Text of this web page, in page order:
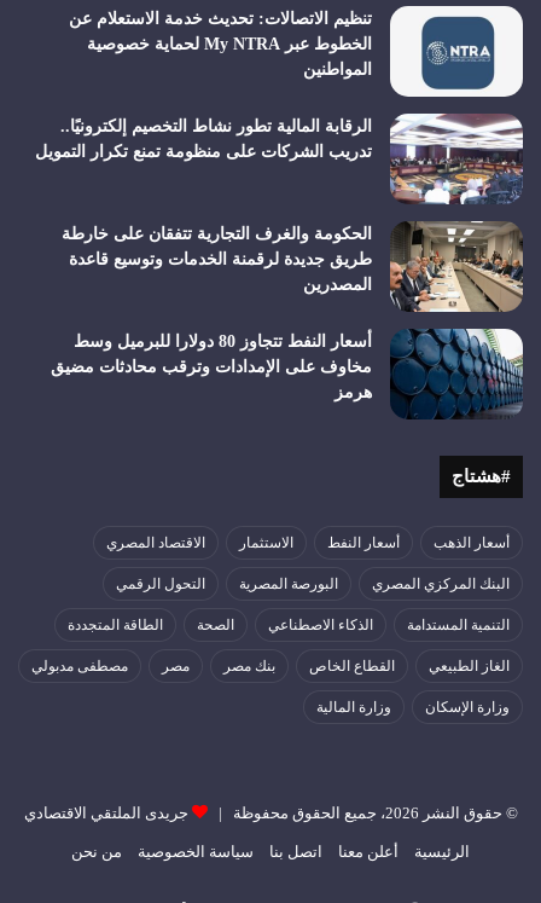
تنظيم الاتصالات: تحديث خدمة الاستعلام عن
الخطوط عبر My NTRA لحماية خصوصية
المواطنين
الرقابة المالية تطور نشاط التخصيم إلكترونيًا..
تدريب الشركات على منظومة تمنع تكرار التمويل
الحكومة والغرف التجارية تتفقان على خارطة
طريق جديدة لرقمنة الخدمات وتوسيع قاعدة
المصدرين
أسعار النفط تتجاوز 80 دولارا للبرميل وسط
مخاوف على الإمدادات وترقب محادثات مضيق
هرمز
#هشتاج
أسعار الذهب أسعار النفط الاستثمار الاقتصاد المصري
البنك المركزي المصري البورصة المصرية التحول الرقمي
التنمية المستدامة الذكاء الاصطناعي الصحة الطاقة المتجددة
الغاز الطبيعي القطاع الخاص بنك مصر مصر مصطفى مدبولي
وزارة الإسكان وزارة المالية
© حقوق النشر 2026، جميع الحقوق محفوظة | جريدى الملتقي الاقتصادي
الرئيسية أعلن معنا اتصل بنا سياسة الخصوصية من نحن